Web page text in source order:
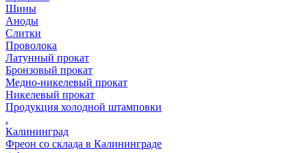
Шины
Аноды
Слитки
Проволока
Латунный прокат
Бронзовый прокат
Медно-никелевый прокат
Никелевый прокат
Продукция холодной штамповки
.
Калининград
Фреон со склада в Калининграде